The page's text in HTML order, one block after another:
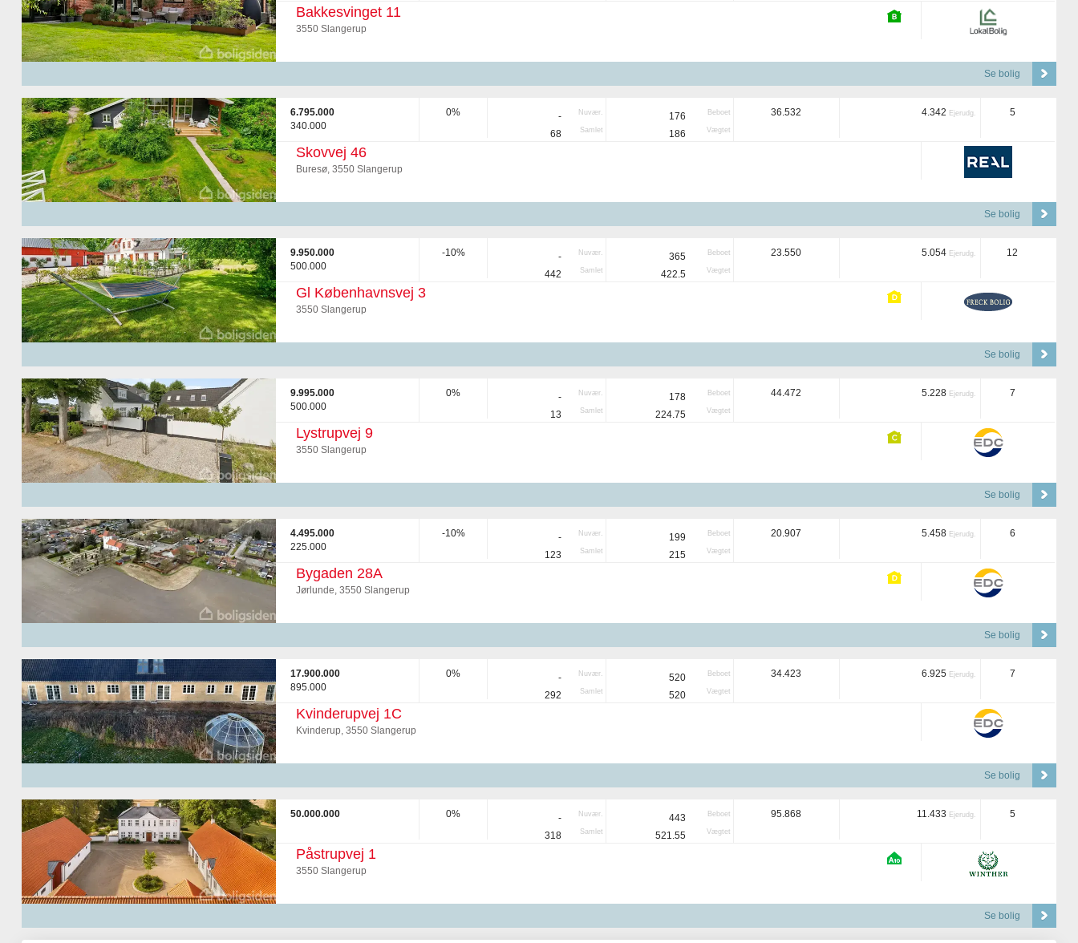
Bakkesvinget 11
3550 Slangerup
Se bolig
6.795.000
340.000
0% - Nuvær.
68 Samlet
176 Beboet
186 Vægtet
36.532 4.342 Ejerudg. 5
Skovvej 46
Buresø, 3550 Slangerup
Se bolig
9.950.000
500.000
-10% - Nuvær.
442 Samlet
365 Beboet
422.5 Vægtet
23.550 5.054 Ejerudg. 12
Gl Københavnsvej 3
3550 Slangerup
Se bolig
9.995.000
500.000
0% - Nuvær.
13 Samlet
178 Beboet
224.75 Vægtet
44.472 5.228 Ejerudg. 7
Lystrupvej 9
3550 Slangerup
Se bolig
4.495.000
225.000
-10% - Nuvær.
123 Samlet
199 Beboet
215 Vægtet
20.907 5.458 Ejerudg. 6
Bygaden 28A
Jørlunde, 3550 Slangerup
Se bolig
17.900.000
895.000
0% - Nuvær.
292 Samlet
520 Beboet
520 Vægtet
34.423 6.925 Ejerudg. 7
Kvinderupvej 1C
Kvinderup, 3550 Slangerup
Se bolig
50.000.000 0% - Nuvær.
318 Samlet
443 Beboet
521.55 Vægtet
95.868 11.433 Ejerudg. 5
Påstrupvej 1
3550 Slangerup
Se bolig